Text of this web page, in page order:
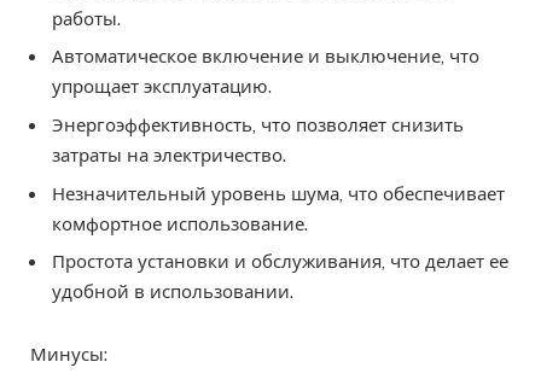
работы.
Автоматическое включение и выключение, что
упрощает эксплуатацию.
Энергоэффективность, что позволяет снизить
затраты на электричество.
Незначительный уровень шума, что обеспечивает
комфортное использование.
Простота установки и обслуживания, что делает ее
удобной в использовании.
Минусы: